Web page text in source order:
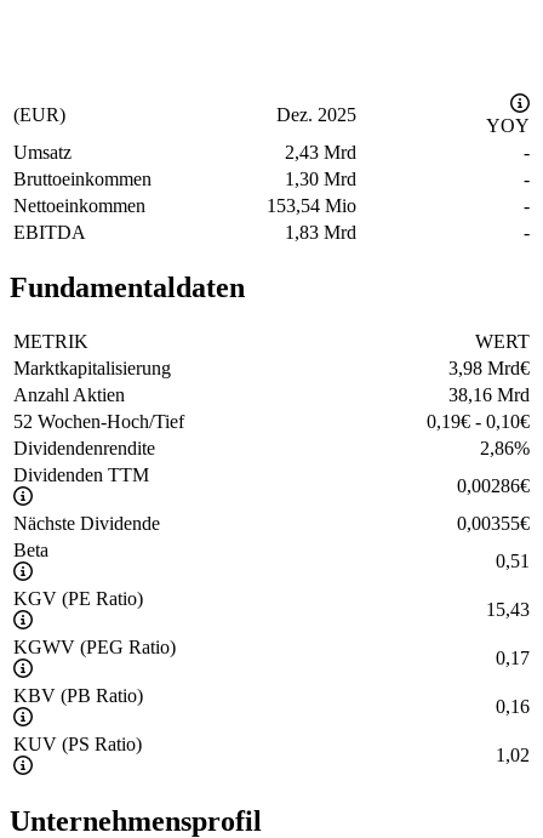
(EUR) Dez. 2025
YOY
Umsatz
2,43 Mrd
-
Bruttoeinkommen
1,30 Mrd
-
Nettoeinkommen
153,54 Mio
-
EBITDA
1,83 Mrd -
Fundamentaldaten
METRIK
WERT
Marktkapitalisierung
3,98 Mrd€
Anzahl Aktien
38,16 Mrd
52 Wochen-Hoch/Tief
0,19€ - 0,10€
Dividendenrendite
2,86%
Dividenden TTM
0,00286€
Nächste Dividende
0,00355€
Beta
0,51
KGV (PE Ratio)
15,43
KGWV (PEG Ratio)
0,17
KBV (PB Ratio)
0,16
KUV (PS Ratio)
1,02
Unternehmensprofil